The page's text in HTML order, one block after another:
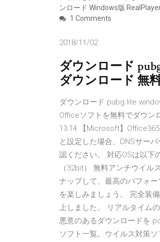
ンロード Windows版
1 Comments
2018/11/02
ダウンロード
ダウンロード 無
ダウンロード pubg lite
Officeソフトを無料でダウン
13:14 【Microsoft】
と設定した場合、DNSサー
認ください。 対応OSは以下
（32bit） 無料アンチウイ
ナップして、最高のパフォ
を楽しみましょう。 完全装
上しました。 リアルタイム
悪意のあるダウンロードを
ソフト一覧。ウイルス対策